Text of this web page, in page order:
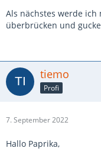
Als nächstes werde ich
überbrücken und
tiemo
Profi
7. September 2022
Hallo Paprika,